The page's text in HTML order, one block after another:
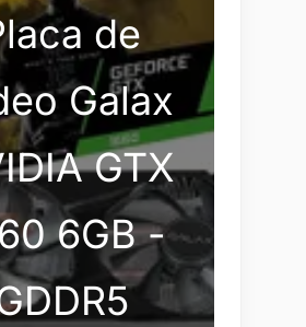
de
Galax
GTX
6GB -